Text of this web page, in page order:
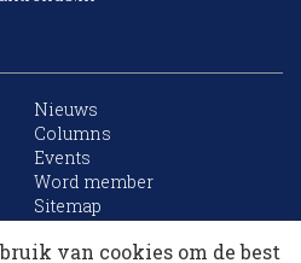
Nieuws
Columns
Events
Word member
Sitemap
van cookies om de best